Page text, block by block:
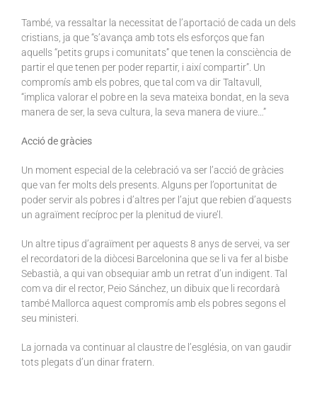
També, va ressaltar la necessitat de l’aportació de cada un dels
cristians, ja que “s’avança amb tots els esforços que fan
aquells “petits grups i comunitats” que tenen la consciència de
partir el que tenen per poder repartir, i així compartir”. Un
compromís amb els pobres, que tal com va dir Taltavull,
“implica valorar el pobre en la seva mateixa bondat, en la seva
manera de ser, la seva cultura, la seva manera de viure…”
Acció de gràcies
Un moment especial de la celebració va ser l’acció de gràcies
que van fer molts dels presents. Alguns per l’oportunitat de
poder servir als pobres i d’altres per l’ajut que rebien d’aquests
un agraïment recíproc per la plenitud de viure’l.
Un altre tipus d’agraïment per aquests 8 anys de servei, va ser
el recordatori de la diòcesi Barcelonina que se li va fer al bisbe
Sebastià, a qui van obsequiar amb un retrat d’un indigent. Tal
com va dir el rector, Peio Sánchez, un dibuix que li recordarà
també Mallorca aquest compromís amb els pobres segons el
seu ministeri.
La jornada va continuar al claustre de l’església, on van gaudir
tots plegats d’un dinar fratern.